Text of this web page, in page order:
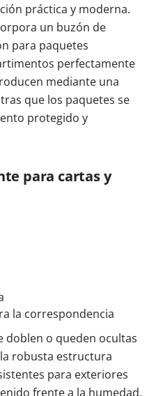
práctica y moderna.
un buzón de
para paquetes
perfectamente
mediante una
que los paquetes se
protegido y
para cartas y
la correspondencia
doblen o queden ocultas
robusta estructura
para exteriores
frente a la humedad,